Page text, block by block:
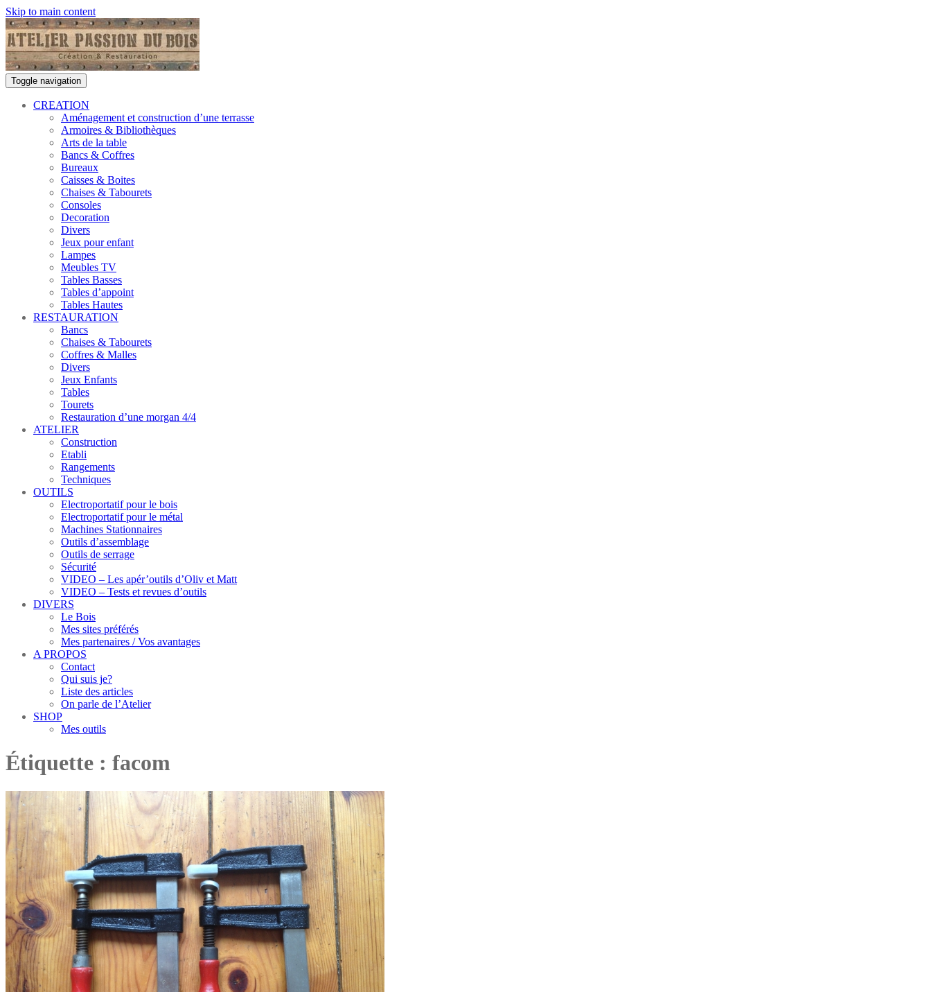
Skip to main content
Toggle navigation
CREATION
Aménagement et construction d’une terrasse
Armoires & Bibliothèques
Arts de la table
Bancs & Coffres
Bureaux
Caisses & Boites
Chaises & Tabourets
Consoles
Decoration
Divers
Jeux pour enfant
Lampes
Meubles TV
Tables Basses
Tables d’appoint
Tables Hautes
RESTAURATION
Bancs
Chaises & Tabourets
Coffres & Malles
Divers
Jeux Enfants
Tables
Tourets
Restauration d’une morgan 4/4
ATELIER
Construction
Etabli
Rangements
Techniques
OUTILS
Electroportatif pour le bois
Electroportatif pour le métal
Machines Stationnaires
Outils d’assemblage
Outils de serrage
Sécurité
VIDEO – Les apér’outils d’Oliv et Matt
VIDEO – Tests et revues d’outils
DIVERS
Le Bois
Mes sites préférés
Mes partenaires / Vos avantages
A PROPOS
Contact
Qui suis je?
Liste des articles
On parle de l’Atelier
SHOP
Mes outils
Étiquette : facom